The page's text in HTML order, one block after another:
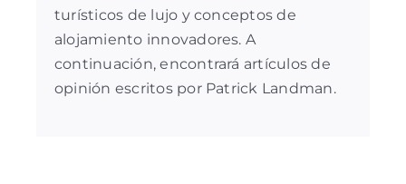
turísticos de lujo y conceptos de
alojamiento innovadores. A
continuación, encontrará artículos de
opinión escritos por Patrick Landman.